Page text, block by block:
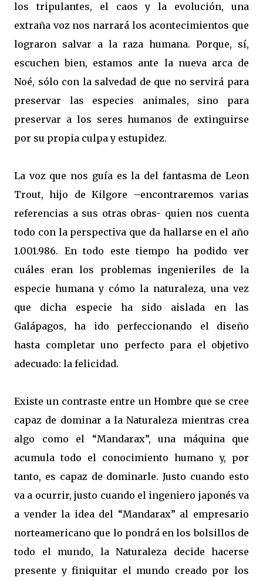
los tripulantes, el caos y la evolución, una
extraña voz nos narrará los acontecimientos que
lograron salvar a la raza humana. Porque, sí,
escuchen bien, estamos ante la nueva arca de
Noé, sólo con la salvedad de que no servirá para
preservar las especies animales, sino para
preservar a los seres humanos de extinguirse
por su propia culpa y estupidez.
La voz que nos guía es la del fantasma de Leon
Trout, hijo de Kilgore –encontraremos varias
referencias a sus otras obras- quien nos cuenta
todo con la perspectiva que da hallarse en el año
1.001.986. En todo este tiempo ha podido ver
cuáles eran los problemas ingenieriles de la
especie humana y cómo la naturaleza, una vez
que dicha especie ha sido aislada en las
Galápagos, ha ido perfeccionando el diseño
hasta completar uno perfecto para el objetivo
adecuado: la felicidad.
Existe un contraste entre un Hombre que se cree
capaz de dominar a la Naturaleza mientras crea
algo como el “Mandarax”, una máquina que
acumula todo el conocimiento humano y, por
tanto, es capaz de dominarle. Justo cuando esto
va a ocurrir, justo cuando el ingeniero japonés va
a vender la idea del “Mandarax” al empresario
norteamericano que lo pondrá en los bolsillos de
todo el mundo, la Naturaleza decide hacerse
presente y finiquitar el mundo creado por los